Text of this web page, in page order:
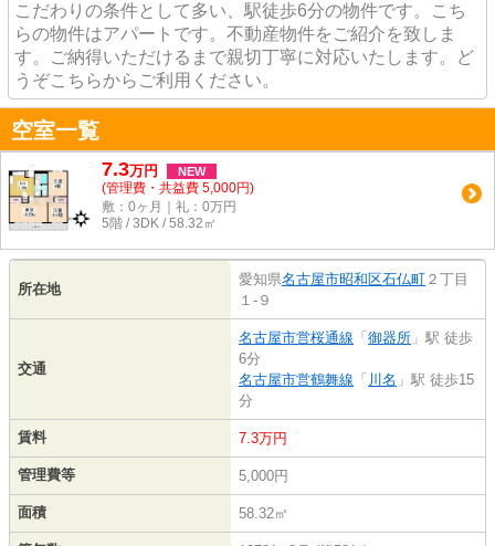
こだわりの条件として多い、駅徒歩6分の物件です。こち
らの物件はアパートです。不動産物件をご紹介を致しま
す。ご納得いただけるまで親切丁寧に対応いたします。ど
うぞこちらからご利用ください。
空室一覧
7.3万円 NEW
(管理費・共益費 5,000円)
敷：0ヶ月｜礼：0万円
5階 / 3DK / 58.32㎡
所在地
愛知県名古屋市昭和区石仏町 ２丁目
１-９
交通
名古屋市営桜通線 「 御器所 」駅 徒歩
6分
名古屋市営鶴舞線 「 川名 」駅 徒歩15
分
賃料 7.3万円
管理費等 5,000円
面積 58.32㎡